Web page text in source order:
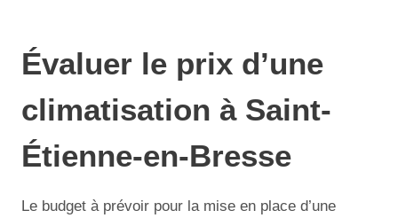
Évaluer le prix d’une
climatisation à Saint-
Étienne-en-Bresse
Le budget à prévoir pour la mise en place d’une